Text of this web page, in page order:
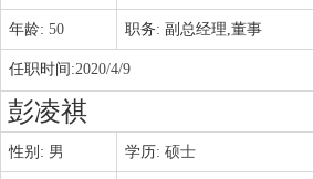
年龄: 50 职务: 副总经理,董事
任职时间:2020/4/9
彭凌祺
性别: 男 学历: 硕士